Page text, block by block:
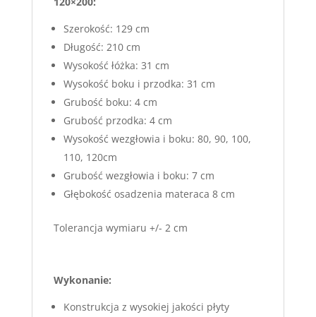
Szerokość: 129 cm
Długość: 210 cm
Wysokość łóżka: 31 cm
Wysokość boku i przodka: 31 cm
Grubość boku: 4 cm
Grubość przodka: 4 cm
Wysokość wezgłowia i boku: 80, 90, 100,
110, 120cm
Grubość wezgłowia i boku: 7 cm
Głębokość osadzenia materaca 8 cm
Tolerancja wymiaru +/- 2 cm
Wykonanie:
Konstrukcja z wysokiej jakości płyty